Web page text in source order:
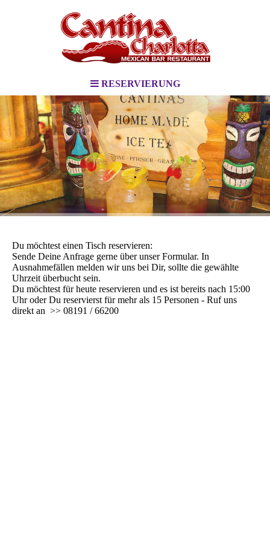
RESERVIERUNG
.
.
Du möchtest einen Tisch reservieren:
Sende Deine Anfrage gerne über unser Formular. In
Ausnahmefällen melden wir uns bei Dir, sollte die gewählte
Uhrzeit überbucht sein.
Du möchtest für heute reservieren und es ist bereits nach 15:00
Uhr oder Du reservierst für mehr als 15 Personen - Ruf uns
direkt an >> 08191 / 66200